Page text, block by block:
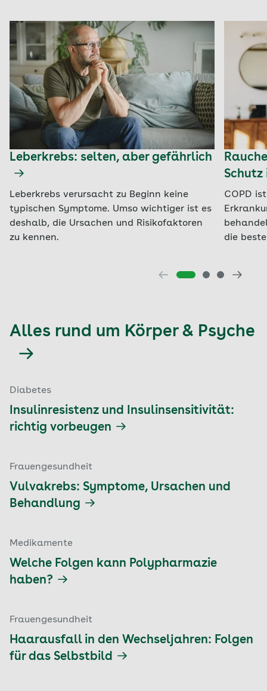
Leberkrebs: selten, aber gefährlich
Leberkrebs verursacht zu Beginn keine
typischen Symptome. Umso wichtiger ist es
deshalb, die Ursachen und Risikofaktoren
zu kennen.
Schutz
COPD
die
Alles rund um Körper & Psyche
Diabetes
Insulinresistenz und Insulinsensitivität:
richtig vorbeugen
Frauengesundheit
Vulvakrebs: Symptome, Ursachen und
Behandlung
Medikamente
Welche Folgen kann Polypharmazie
haben?
Frauengesundheit
Haarausfall in den Wechseljahren: Folgen
für das Selbstbild